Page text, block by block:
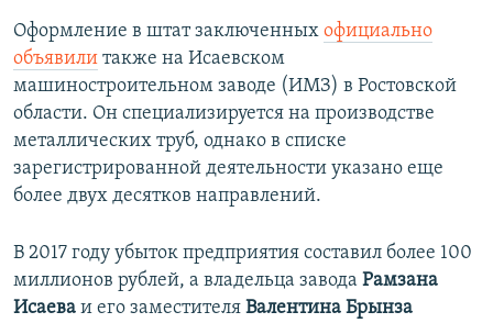
Оформление в штат заключенных официально
объявили также на Исаевском
машиностроительном заводе (ИМЗ) в Ростовской
области. Он специализируется на производстве
металлических труб, однако в списке
зарегистрированной деятельности указано еще
более двух десятков направлений.
В 2017 году убыток предприятия составил более 100
миллионов рублей, а владельца завода Рамзана
Исаева и его заместителя Валентина Брынза